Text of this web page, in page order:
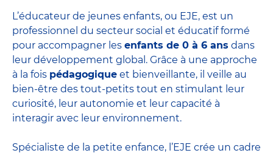
L’éducateur de jeunes enfants, ou EJE, est un
professionnel du secteur social et éducatif formé
pour accompagner les enfants de 0 à 6 ans dans
leur développement global. Grâce à une approche
à la fois pédagogique et bienveillante, il veille au
bien-être des tout-petits tout en stimulant leur
curiosité, leur autonomie et leur capacité à
interagir avec leur environnement.
Spécialiste de la petite enfance, l’EJE crée un cadre